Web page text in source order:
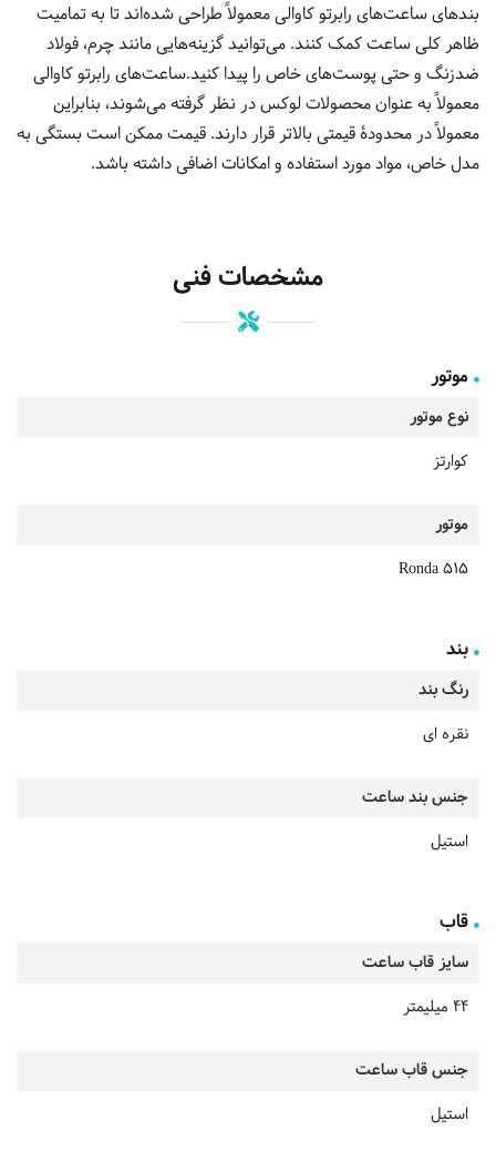
بندهای ساعت‌های رابرتو کاوالی معمولاً طراحی شده‌اند تا به تمامیت
ظاهر کلی ساعت کمک کنند. می‌توانید گزینه‌هایی مانند چرم، فولاد
ضدزنگ و حتی پوست‌های خاص را پیدا کنید.ساعت‌های رابرتو کاوالی
معمولاً به عنوان محصولات لوکس در نظر گرفته می‌شوند، بنابراین
معمولاً در محدودهٔ قیمتی بالاتر قرار دارند. قیمت ممکن است بستگی به
مدل خاص، مواد مورد استفاده و امکانات اضافی داشته باشد.
مشخصات فنی
موتور
نوع موتور
کوارتز
موتور
Ronda 515
بند
رنگ بند
نقره ای
جنس بند ساعت
استیل
قاب
سایز قاب ساعت
44 میلیمتر
جنس قاب ساعت
استیل